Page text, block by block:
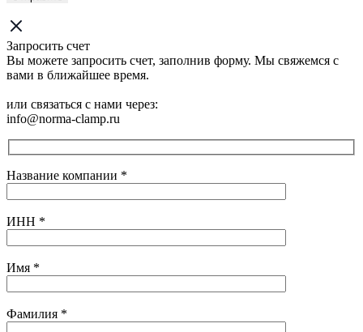
Запросить счет
Вы можете запросить счет, заполнив форму. Мы свяжемся с
вами в ближайшее время.
или связаться с нами через:
info@norma-clamp.ru
Название компании *
ИНН *
Имя *
Фамилия *